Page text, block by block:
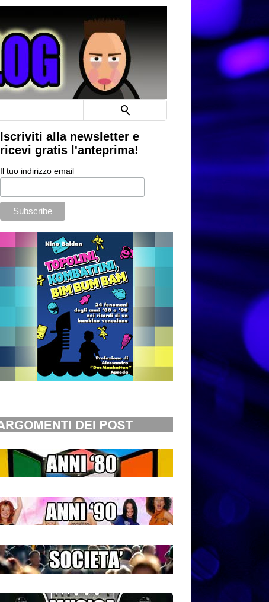
Iscriviti alla newsletter e
ricevi gratis l'anteprima!
Il tuo indirizzo email